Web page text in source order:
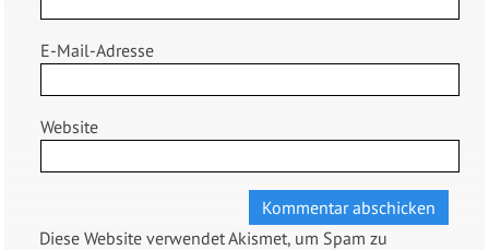
E-Mail-Adresse
Website
Diese Website verwendet Akismet, um Spam zu